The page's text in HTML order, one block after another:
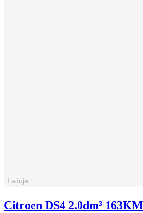
Citroen DS4 2.0dm³ 163KM